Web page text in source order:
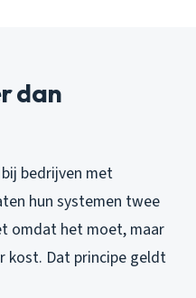
dan
bedrijven met
hun systemen twee
omdat het moet, maar
kost. Dat principe geldt